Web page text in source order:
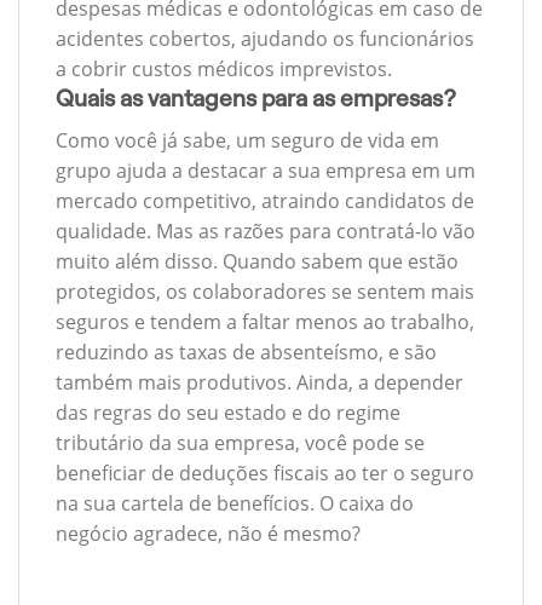
despesas médicas e odontológicas em caso de
acidentes cobertos, ajudando os funcionários
a cobrir custos médicos imprevistos.
Quais as vantagens para as empresas?
Como você já sabe, um seguro de vida em
grupo ajuda a destacar a sua empresa em um
mercado competitivo, atraindo candidatos de
qualidade. Mas as razões para contratá-lo vão
muito além disso. Quando sabem que estão
protegidos, os colaboradores se sentem mais
seguros e tendem a faltar menos ao trabalho,
reduzindo as taxas de absenteísmo, e são
também mais produtivos. Ainda, a depender
das regras do seu estado e do regime
tributário da sua empresa, você pode se
beneficiar de deduções fiscais ao ter o seguro
na sua cartela de benefícios. O caixa do
negócio agradece, não é mesmo?